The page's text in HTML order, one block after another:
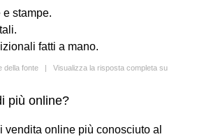
e stampe.
fatti a mano.
della fonte | Visualizza la risposta completa su
più online?
vendita online più conosciuto al